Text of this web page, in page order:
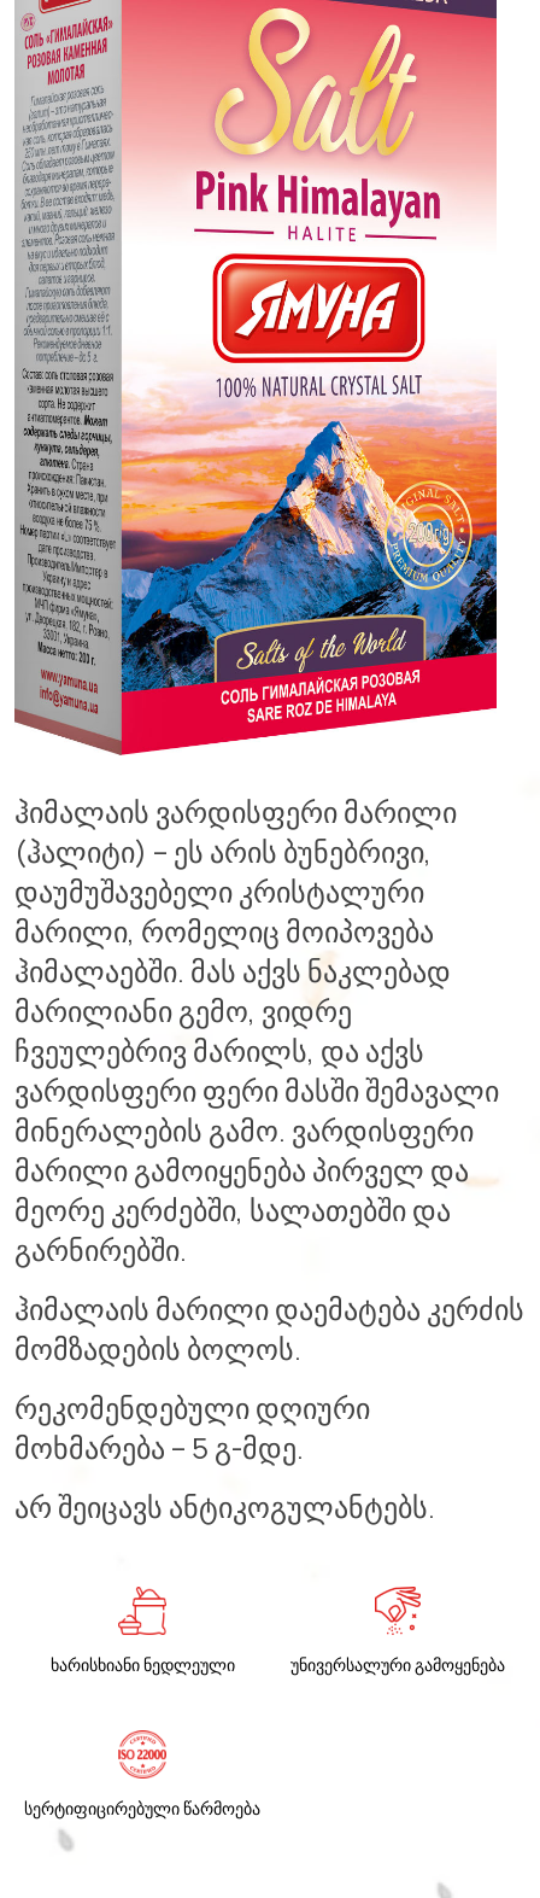
ჰიმალაის ვარდისფერი მარილი
(ჰალიტი) – ეს არის ბუნებრივი,
დაუმუშავებელი კრისტალური
მარილი, რომელიც მოიპოვება
ჰიმალაებში. მას აქვს ნაკლებად
მარილიანი გემო, ვიდრე
ჩვეულებრივ მარილს, და აქვს
ვარდისფერი ფერი მასში შემავალი
მინერალების გამო. ვარდისფერი
მარილი გამოიყენება პირველ და
მეორე კერძებში, სალათებში და
გარნირებში.
ჰიმალაის მარილი დაემატება კერძის
მომზადების ბოლოს.
რეკომენდებული დღიური
მოხმარება – 5 გ-მდე.
არ შეიცავს ანტიკოგულანტებს.
ხარისხიანი ნედლეული უნივერსალური გამოყენება
სერტიფიცირებული წარმოება